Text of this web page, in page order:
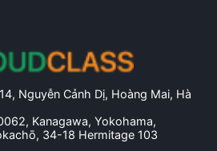
Nguyễn Cảnh Dị, Hoàng Mai, Hà
Kanagawa, Yokohama,
34-18 Hermitage 103